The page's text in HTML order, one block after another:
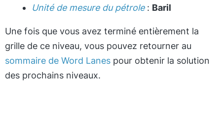
Unité de mesure du pétrole: Baril
Une fois que vous avez terminé entièrement la
grille de ce niveau, vous pouvez retourner au
sommaire de Word Lanes pour obtenir la solution
des prochains niveaux.